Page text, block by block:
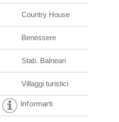
Country House
Benessere
Stab. Balneari
Villaggi turistici
Informarti